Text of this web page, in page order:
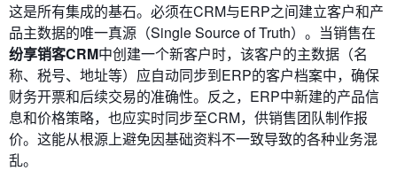
这是所有集成的基石。必须在CRM与ERP之间建立客户和产
品主数据的唯一真源（Single Source of Truth）。当销售在
纷享销客CRM中创建一个新客户时，该客户的主数据（名
称、税号、地址等）应自动同步到ERP的客户档案中，确保
财务开票和后续交易的准确性。反之，ERP中新建的产品信
息和价格策略，也应实时同步至CRM，供销售团队制作报
价。这能从根源上避免因基础资料不一致导致的各种业务混
乱。